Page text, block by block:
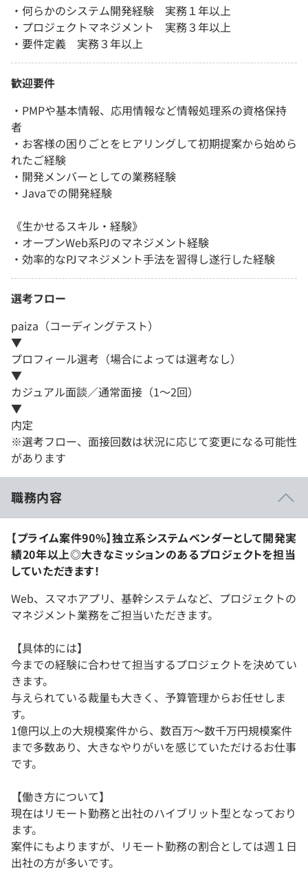
・何らかのシステム開発経験 実務１年以上
・プロジェクトマネジメント 実務３年以上
・要件定義 実務３年以上
歓迎要件
・PMPや基本情報、応用情報など情報処理系の資格保持
者
・お客様の困りごとをヒアリングして初期提案から始めら
れたご経験
・開発メンバーとしての業務経験
・Javaでの開発経験
《生かせるスキル・経験》
・オープンWeb系PJのマネジメント経験
・効率的なPJマネジメント手法を習得し遂行した経験
選考フロー
paiza（コーディングテスト）
▼
プロフィール選考（場合によっては選考なし）
▼
カジュアル面談／通常面接（1～2回）
▼
内定
※選考フロー、面接回数は状況に応じて変更になる可能性
があります
職務内容
【プライム案件90%】独立系システムベンダーとして開発実
績20年以上◎大きなミッションのあるプロジェクトを担当
していただきます！
Web、スマホアプリ、基幹システムなど、プロジェクトの
マネジメント業務をご担当いただきます。
【具体的には】
今までの経験に合わせて担当するプロジェクトを決めてい
きます。
与えられている裁量も大きく、予算管理からお任せしま
す。
1億円以上の大規模案件から、数百万～数千万円規模案件
まで多数あり、大きなやりがいを感じていただけるお仕事
です。
【働き方について】
現在はリモート勤務と出社のハイブリット型となっており
ます。
案件にもよりますが、リモート勤務の割合としては週１日
出社の方が多いです。